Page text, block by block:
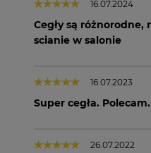
16.07.2024
Cegły są
scianie w salonie
16.07.2023
Super cegła. Polecam.
26.07.2022